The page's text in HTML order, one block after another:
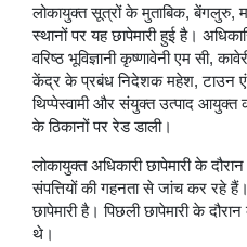
लोकायुक्त सूत्रों के मुताबिक, बेंगलुरु,
स्थानों पर यह छापेमारी हुई है।
वरिष्ठ भूविज्ञानी कृष्णावेनी एम सी,
केंद्र के प्रबंध निदेशक महेश, टाउन
थिप्पेस्वामी और संयुक्त उत्पाद आयुक्त
के ठिकानों पर रेड डाली।
लोकायुक्त अधिकारी छापेमारी के
संपत्तियों की गहनता से जांच कर रहे
छापेमारी है। पिछली छापेमारी के
थे।